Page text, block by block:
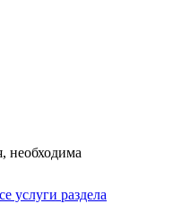
необходима
услуги раздела